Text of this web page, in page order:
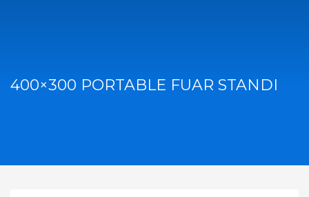
400×300 PORTABLE FUAR STANDI